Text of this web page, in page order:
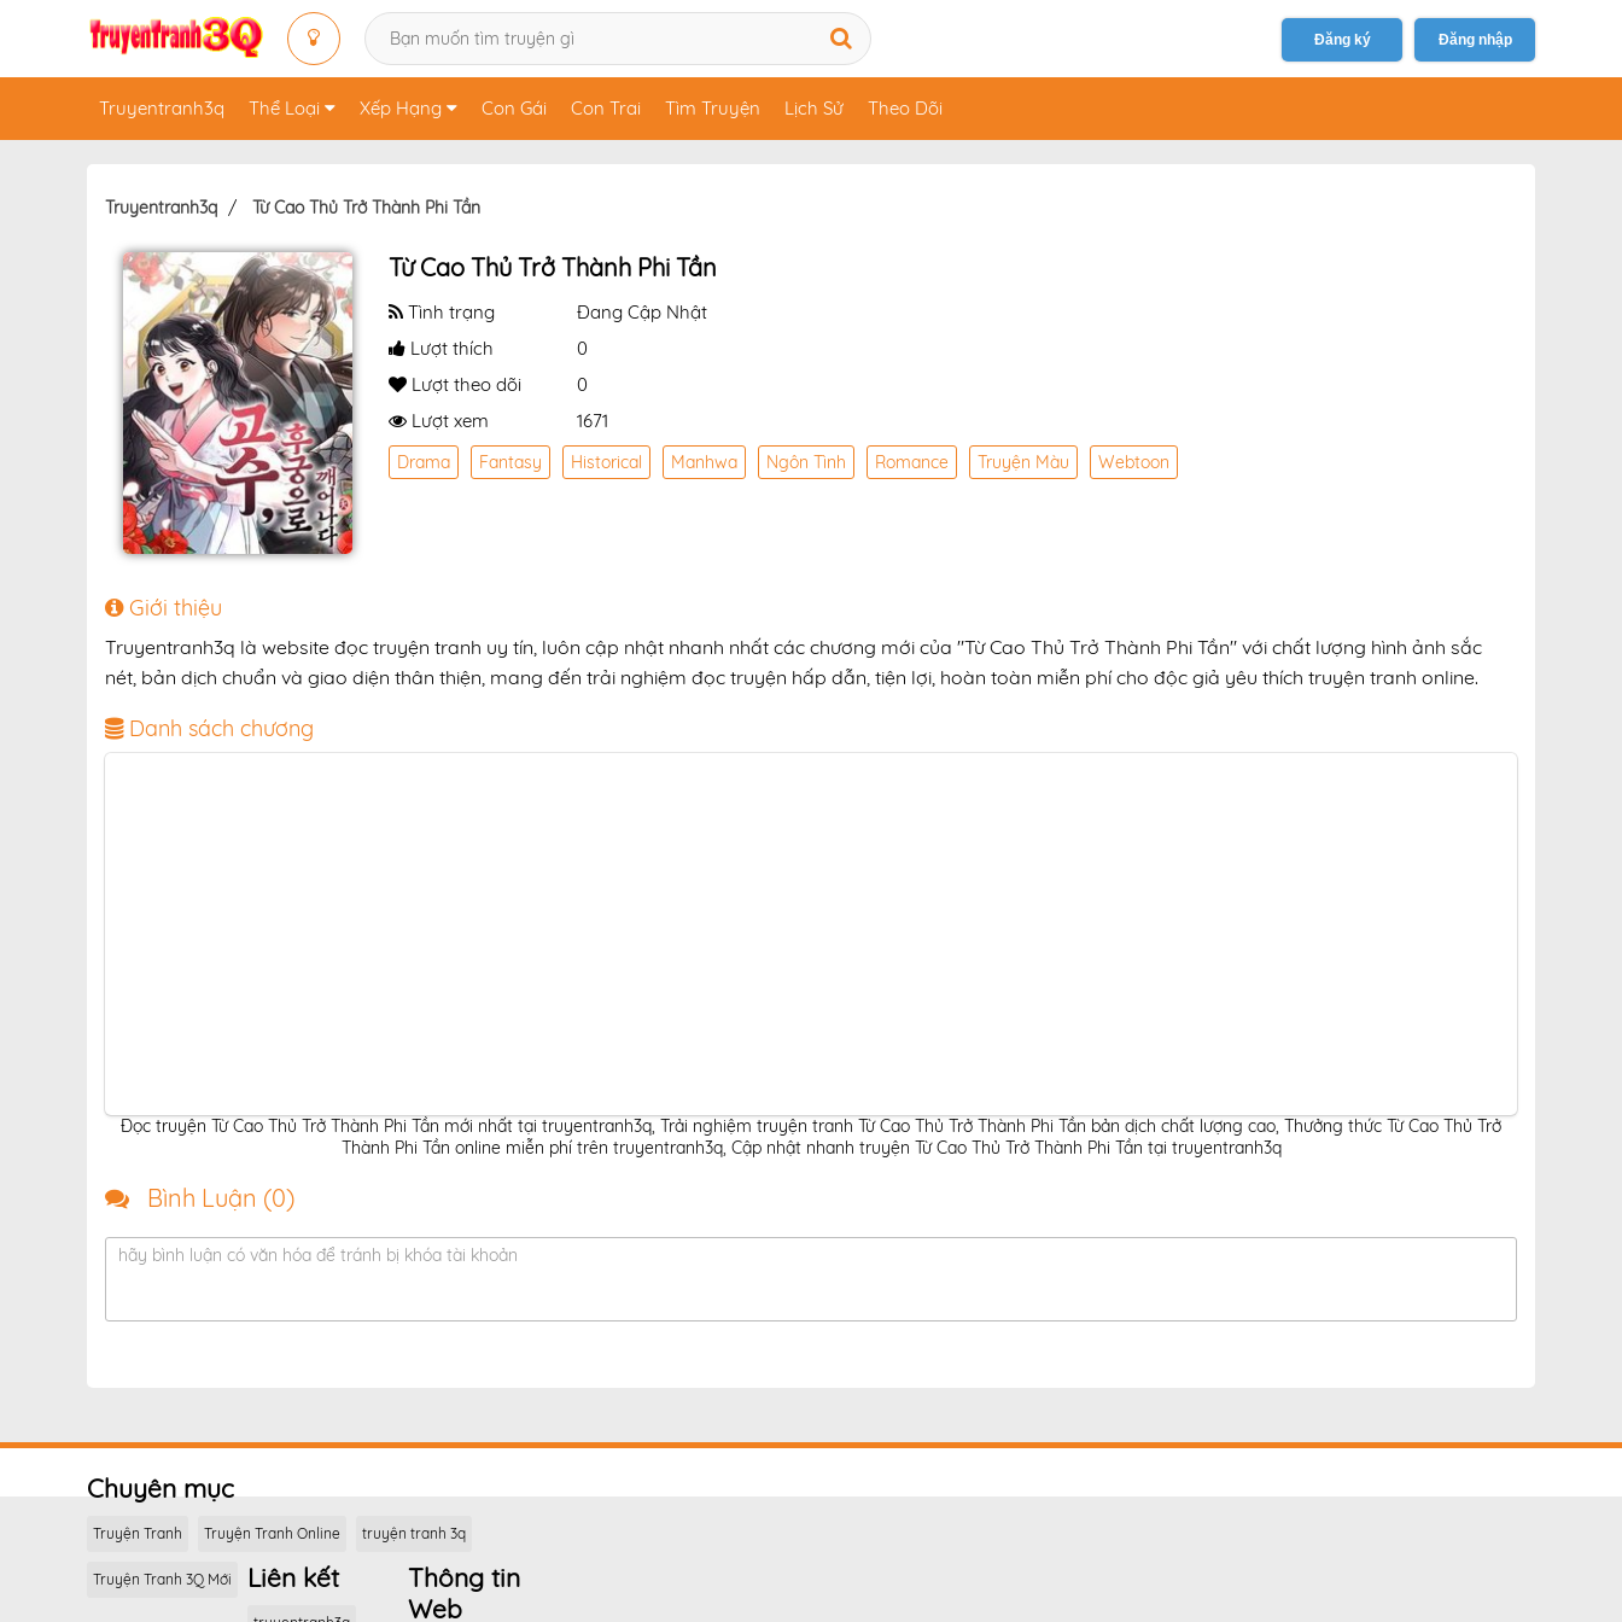
Đăng ký Đăng nhập
Truyentranh3q Thể Loại Xếp Hạng Con Gái Con Trai Tìm Truyện Lịch Sử Theo Dõi
Truyentranh3q Từ Cao Thủ Trở Thành Phi Tần
Từ Cao Thủ Trở Thành Phi Tần
Tình trạng
Đang Cập Nhật
Lượt thích
0
Lượt theo dõi
0
Lượt xem
1671
Drama Fantasy Historical Manhwa Ngôn Tình Romance Truyện Màu Webtoon
Giới thiệu
Truyentranh3q là website đọc truyện tranh uy tín, luôn cập nhật nhanh nhất các chương mới của "Từ Cao Thủ Trở Thành Phi Tần" với chất lượng hình ảnh sắc
nét, bản dịch chuẩn và giao diện thân thiện, mang đến trải nghiệm đọc truyện hấp dẫn, tiện lợi, hoàn toàn miễn phí cho độc giả yêu thích truyện tranh online.
Danh sách chương
Đọc truyện Từ Cao Thủ Trở Thành Phi Tần mới nhất tại truyentranh3q, Trải nghiệm truyện tranh Từ Cao Thủ Trở Thành Phi Tần bản dịch chất lượng cao, Thưởng thức Từ Cao Thủ Trở
Thành Phi Tần online miễn phí trên truyentranh3q, Cập nhật nhanh truyện Từ Cao Thủ Trở Thành Phi Tần tại truyentranh3q
Bình Luận (0)
hãy bình luận có văn hóa để tránh bị khóa tài khoản
Chuyên mục
Truyện Tranh Truyện Tranh Online truyện tranh 3q
Truyện Tranh 3Q Mới Liên kết
Thông tin
Web